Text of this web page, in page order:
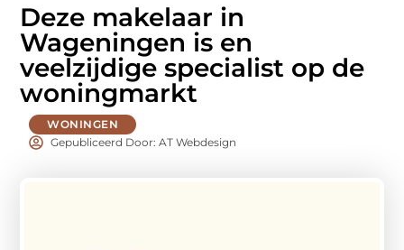
Deze makelaar in
Wageningen is en
veelzijdige specialist op de
woningmarkt
WONINGEN
Gepubliceerd Door: AT Webdesign